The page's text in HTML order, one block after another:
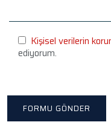
h
Kişisel verilerin
ediyorum.